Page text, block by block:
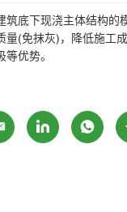
筑底下现浇主体结构的
量(免抹灰)，降低施工
优势。